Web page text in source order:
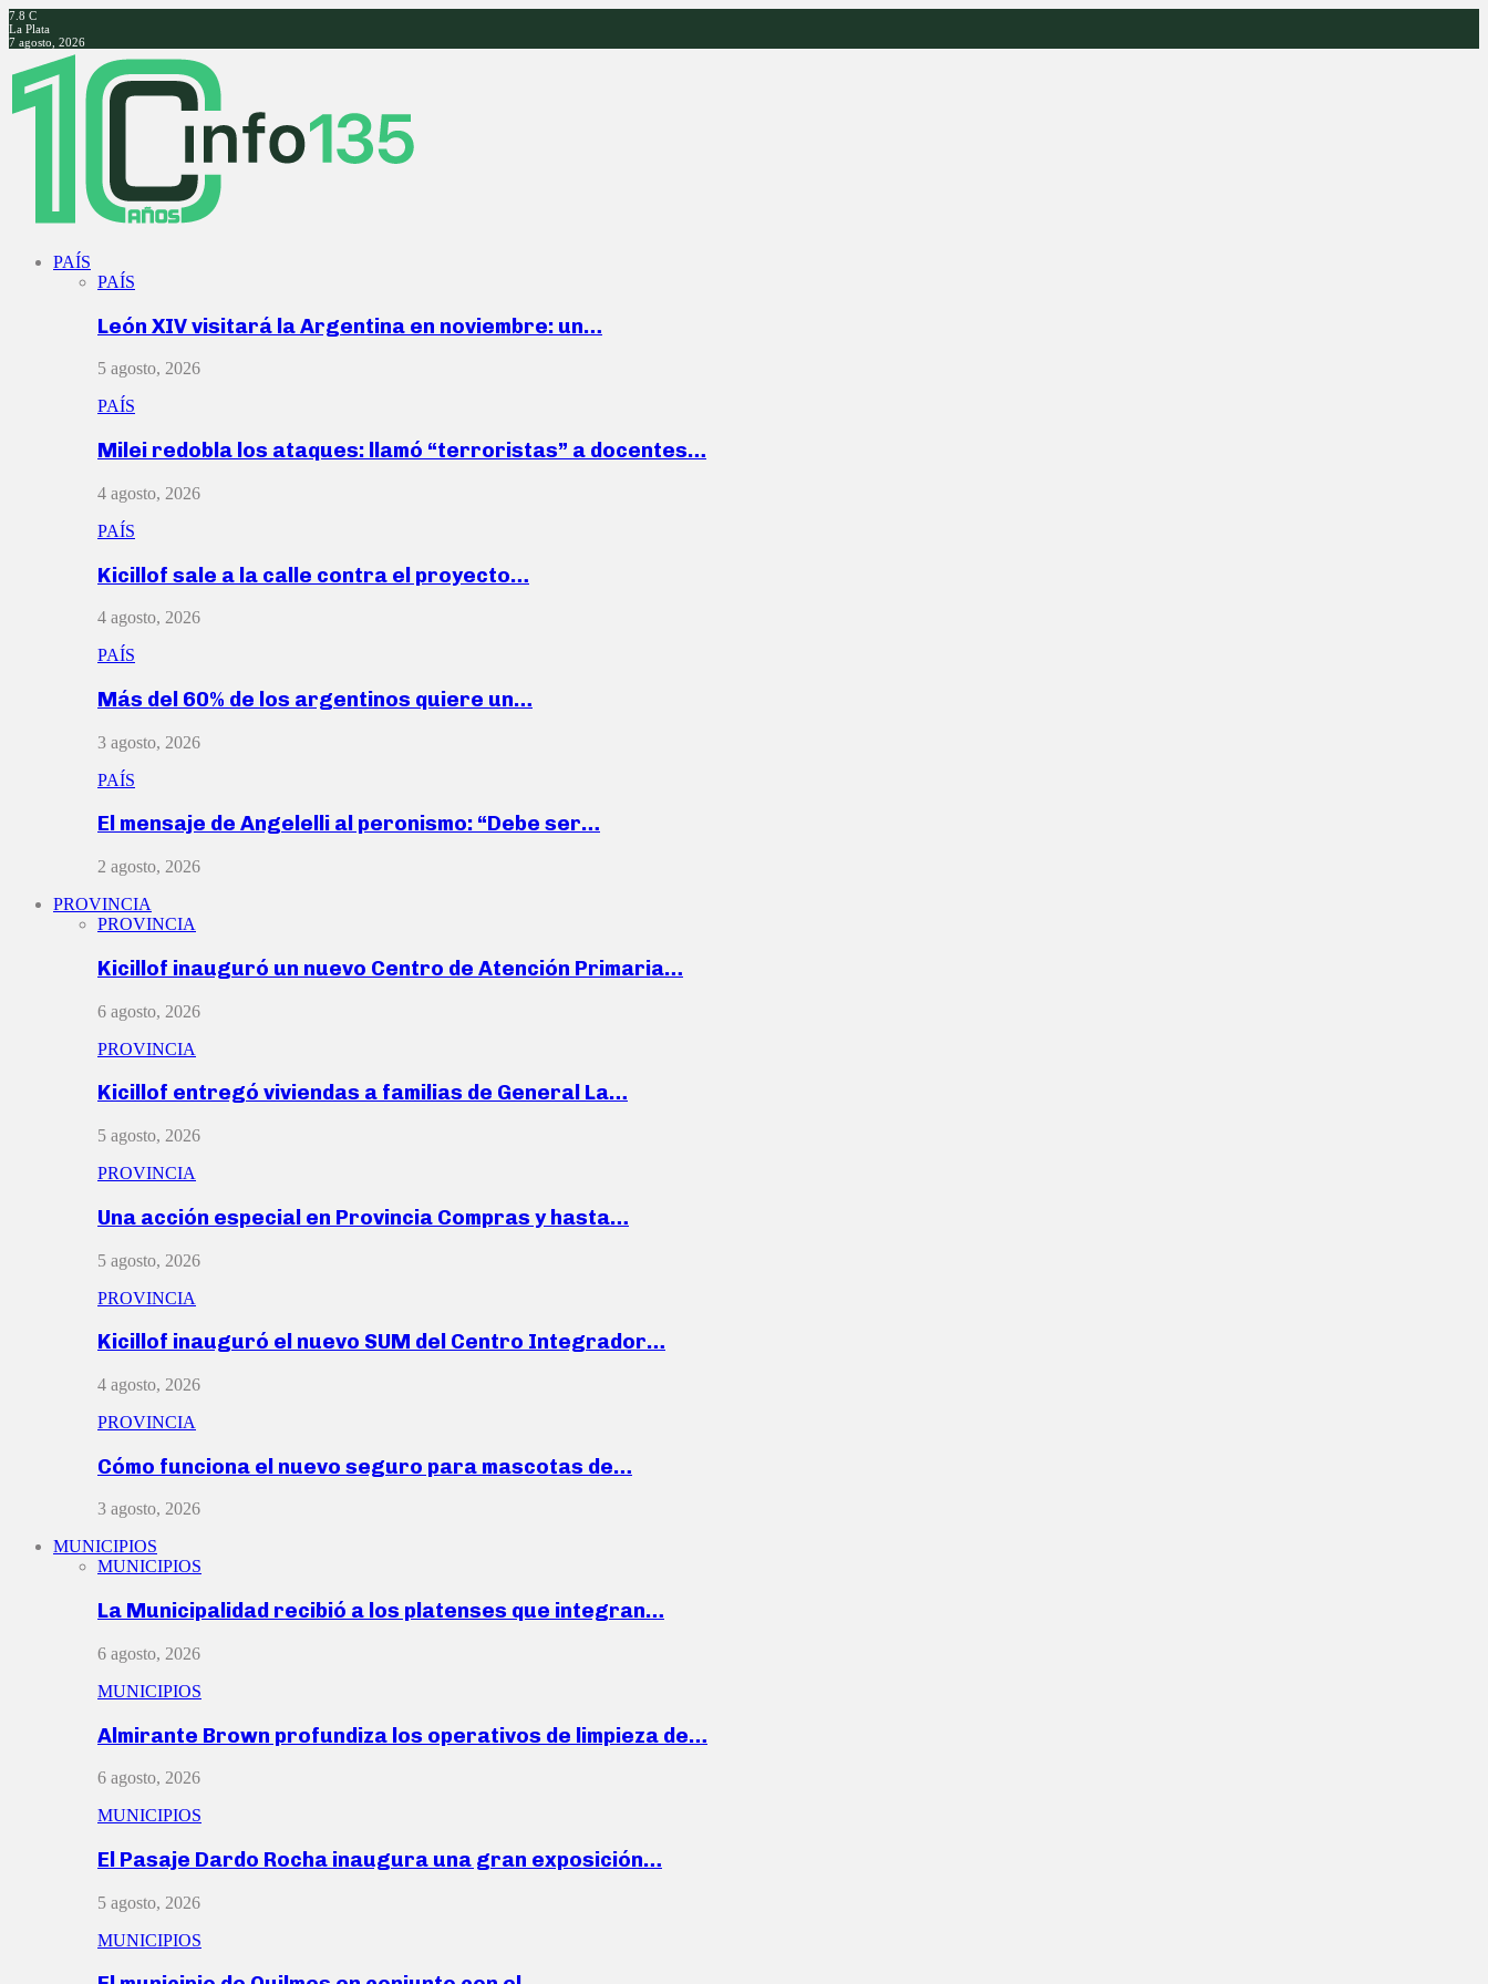
7.8 C
La Plata
7 agosto, 2026
Facebook
Twitter
Instagram
Youtube
PAÍS
PAÍS
León XIV visitará la Argentina en noviembre: un…
5 agosto, 2026
PAÍS
Milei redobla los ataques: llamó “terroristas” a docentes…
4 agosto, 2026
PAÍS
Kicillof sale a la calle contra el proyecto…
4 agosto, 2026
PAÍS
Más del 60% de los argentinos quiere un…
3 agosto, 2026
PAÍS
El mensaje de Angelelli al peronismo: “Debe ser…
2 agosto, 2026
PROVINCIA
PROVINCIA
Kicillof inauguró un nuevo Centro de Atención Primaria…
6 agosto, 2026
PROVINCIA
Kicillof entregó viviendas a familias de General La…
5 agosto, 2026
PROVINCIA
Una acción especial en Provincia Compras y hasta…
5 agosto, 2026
PROVINCIA
Kicillof inauguró el nuevo SUM del Centro Integrador…
4 agosto, 2026
PROVINCIA
Cómo funciona el nuevo seguro para mascotas de…
3 agosto, 2026
MUNICIPIOS
MUNICIPIOS
La Municipalidad recibió a los platenses que integran…
6 agosto, 2026
MUNICIPIOS
Almirante Brown profundiza los operativos de limpieza de…
6 agosto, 2026
MUNICIPIOS
El Pasaje Dardo Rocha inaugura una gran exposición…
5 agosto, 2026
MUNICIPIOS